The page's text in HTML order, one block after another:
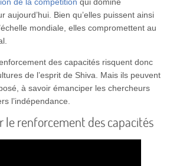
de la compétition qui domine
aujourd’hui. Bien qu’elles puissent ainsi
mondiale, elles compromettent au
des capacités risquent donc
de l’esprit de Shiva. Mais ils peuvent
à savoir émanciper les chercheurs
l’indépendance.
le renforcement des capacités